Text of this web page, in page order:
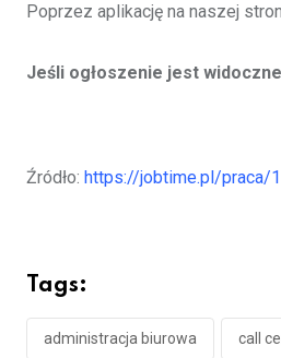
Poprzez aplikację na naszej
Jeśli ogłoszenie jest
Źródło: https://jobtime.pl/praca/
Tags:
administracja biurowa call